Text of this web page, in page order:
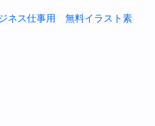
ス仕事用 無料イラスト素